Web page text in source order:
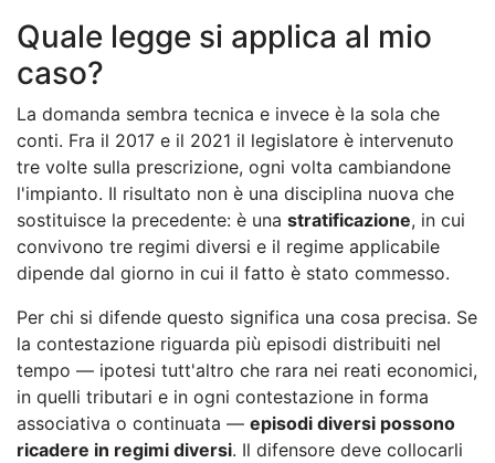
Quale legge si applica al mio
caso?
La domanda sembra tecnica e invece è la sola che
conti. Fra il 2017 e il 2021 il legislatore è intervenuto
tre volte sulla prescrizione, ogni volta cambiandone
l'impianto. Il risultato non è una disciplina nuova che
sostituisce la precedente: è una stratificazione, in cui
convivono tre regimi diversi e il regime applicabile
dipende dal giorno in cui il fatto è stato commesso.
Per chi si difende questo significa una cosa precisa. Se
la contestazione riguarda più episodi distribuiti nel
tempo — ipotesi tutt'altro che rara nei reati economici,
in quelli tributari e in ogni contestazione in forma
associativa o continuata — episodi diversi possono
ricadere in regimi diversi. Il difensore deve collocarli